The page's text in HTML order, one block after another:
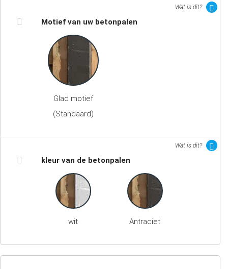
Wat is dit?
Motief van uw betonpalen
Glad motief
(Standaard)
Wat is dit?
kleur van de betonpalen
wit Antraciet